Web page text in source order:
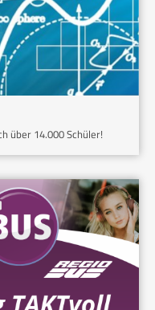
über 14.000 Schüler!